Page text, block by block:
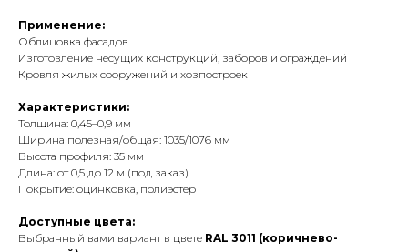
Применение:
Облицовка фасадов
Изготовление несущих конструкций, заборов и ограждений
Кровля жилых сооружений и хозпостроек
Характеристики:
Толщина: 0,45–0,9 мм
Ширина полезная/общая: 1035/1076 мм
Высота профиля: 35 мм
Длина: от 0,5 до 12 м (под заказ)
Покрытие: оцинковка, полиэстер
Доступные цвета:
Выбранный вами вариант в цвете RAL 3011 (коричнево-